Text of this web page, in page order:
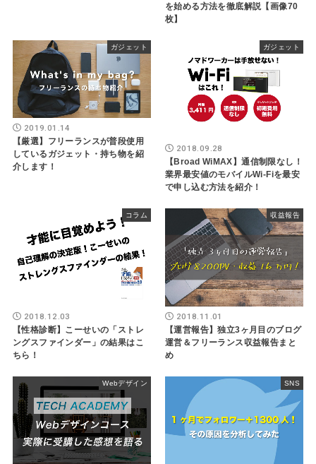
を始める方法を徹底解説【画像70
枚】
ガジェット
2019.01.14
【厳選】フリーランスが普段使用
しているガジェット・持ち物を紹
介します！
ガジェット
2018.09.28
【Broad WiMAX】通信制限なし！
業界最安値のモバイルWi-Fiを最安
で申し込む方法を紹介！
コラム
2018.12.03
【性格診断】こーせいの「ストレ
ングスファインダー」の結果はこ
ちら！
収益報告
2018.11.01
【運営報告】独立3ヶ月目のブログ
運営＆フリーランス収益報告まと
め
Webデザイン SNS